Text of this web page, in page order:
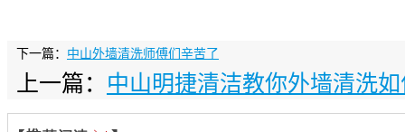
下一篇： 中山外墙清洗师傅们辛苦了
上一篇： 中山明捷清洁教你外墙清洗